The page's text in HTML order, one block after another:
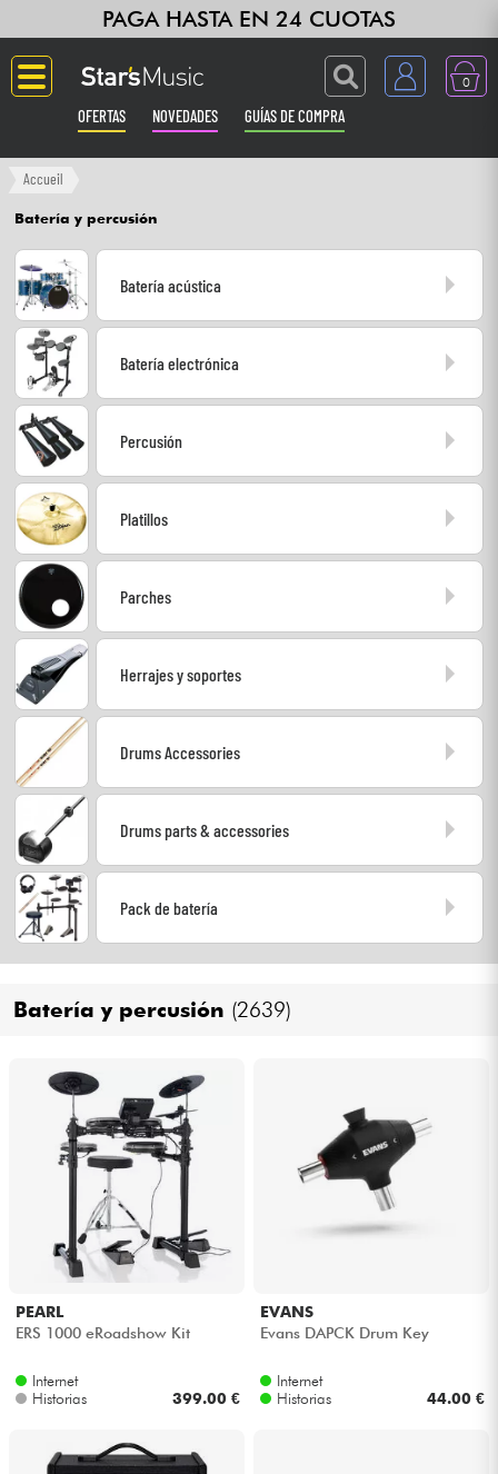
PAGA HASTA EN 24 CUOTAS
0
OFERTAS NOVEDADES GUÍAS DE COMPRA
Langue
Guitarras & Bajos
Ampli & Efectos
Sintetizadores & samplers
Auriculares
DJ
Vientos
Violines y cuarteto
Bundle
Accueil
Batería y percusión
Batería acústica
Batería electrónica
Percusión
Platillos
Parches
Herrajes y soportes
Drums Accessories
Drums parts & accessories
Pack de batería
Batería y percusión (2639)
PEARL
ERS 1000 eRoadshow Kit
Internet
Historias
399.00 €
EVANS
Evans DAPCK Drum Key
Internet
Historias
44.00 €